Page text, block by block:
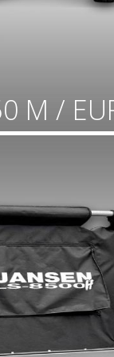
M /
Pour plus d'infos,
par
0032 87
par e-